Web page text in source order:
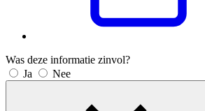
Was deze informatie zinvol?
Ja
Nee